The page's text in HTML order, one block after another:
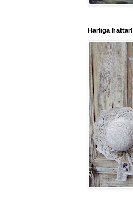
Härliga hattar!